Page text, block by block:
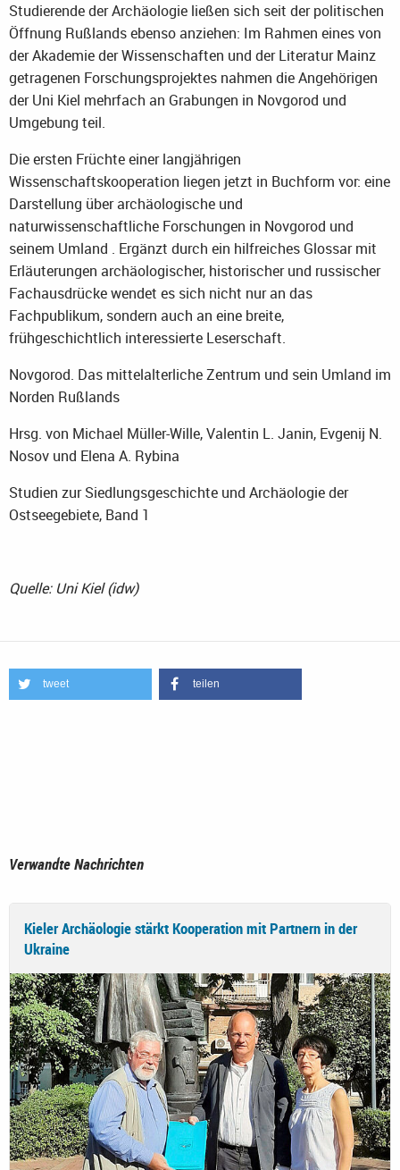
Studierende der Archäologie ließen sich seit der politischen
Öffnung Rußlands ebenso anziehen: Im Rahmen eines von
der Akademie der Wissenschaften und der Literatur Mainz
getragenen Forschungsprojektes nahmen die Angehörigen
der Uni Kiel mehrfach an Grabungen in Novgorod und
Umgebung teil.
Die ersten Früchte einer langjährigen
Wissenschaftskooperation liegen jetzt in Buchform vor: eine
Darstellung über archäologische und
naturwissenschaftliche Forschungen in Novgorod und
seinem Umland . Ergänzt durch ein hilfreiches Glossar mit
Erläuterungen archäologischer, historischer und russischer
Fachausdrücke wendet es sich nicht nur an das
Fachpublikum, sondern auch an eine breite,
frühgeschichtlich interessierte Leserschaft.
Novgorod. Das mittelalterliche Zentrum und sein Umland im
Norden Rußlands
Hrsg. von Michael Müller-Wille, Valentin L. Janin, Evgenij N.
Nosov und Elena A. Rybina
Studien zur Siedlungsgeschichte und Archäologie der
Ostseegebiete, Band 1
Quelle: Uni Kiel (idw)
tweet teilen
Verwandte Nachrichten
Kieler Archäologie stärkt Kooperation mit Partnern in der
Ukraine